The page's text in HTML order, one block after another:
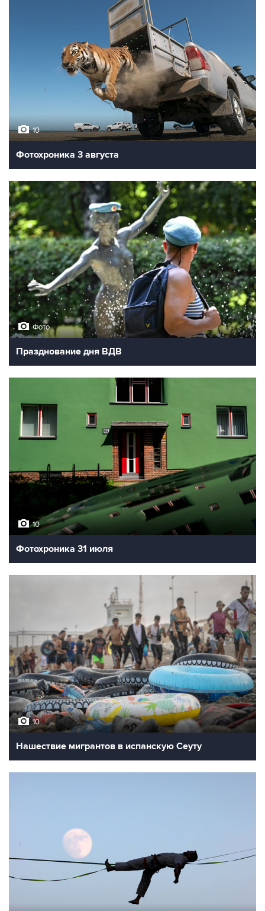
10
Фотохроника 3 августа
Фото
Празднование дня ВДВ
10
Фотохроника 31 июля
10
Нашествие мигрантов в испанскую Сеуту